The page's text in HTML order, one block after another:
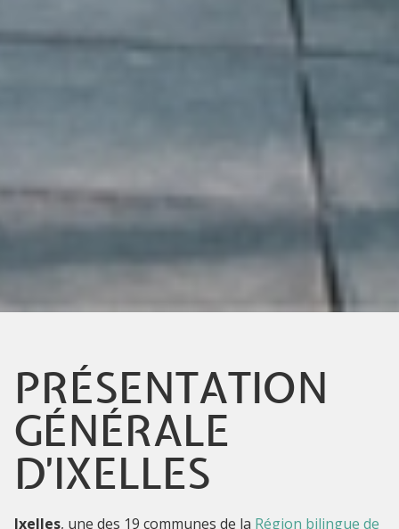
PRÉSENTATION
GÉNÉRALE
D'IXELLES
Ixelles, une des 19 communes de la Région bilingue de